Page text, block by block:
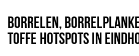
BORRELEN,
TOFFE HOTSPOTS IN